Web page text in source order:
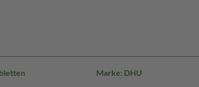
Marke: DHU